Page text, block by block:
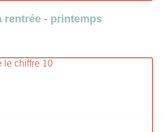
rentrée - printemps